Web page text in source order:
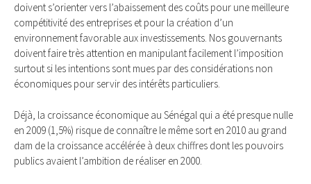
doivent s’orienter vers l’abaissement des coûts pour une meilleure
compétitivité des entreprises et pour la création d’un
environnement favorable aux investissements. Nos gouvernants
doivent faire très attention en manipulant facilement l’imposition
surtout si les intentions sont mues par des considérations non
économiques pour servir des intérêts particuliers.
Déjà, la croissance économique au Sénégal qui a été presque nulle
en 2009 (1,5%) risque de connaître le même sort en 2010 au grand
dam de la croissance accélérée à deux chiffres dont les pouvoirs
publics avaient l’ambition de réaliser en 2000.